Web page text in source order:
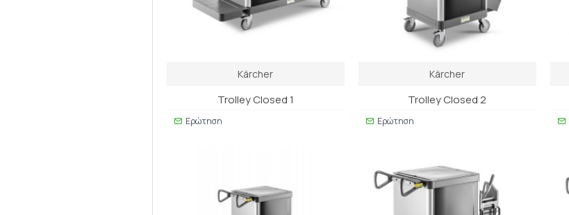
Kärcher
Trolley Closed 1
Ερώτηση
Kärcher
Trolley Closed 2
Ερώτηση